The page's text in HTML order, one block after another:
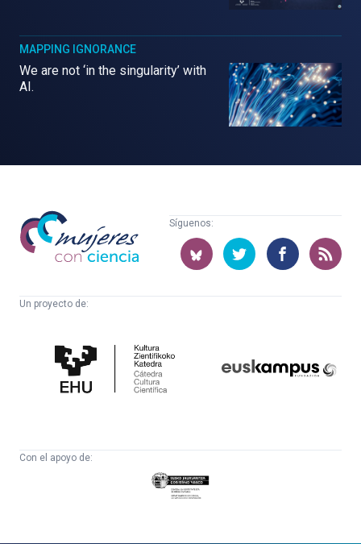
MAPPING IGNORANCE
We are not ‘in the singularity’ with
AI.
Mujeres
con
ciencia
Síguenos:
Un proyecto de:
Cultura
Científica
Con el apoyo de:
Eusko
Jaurlaritza